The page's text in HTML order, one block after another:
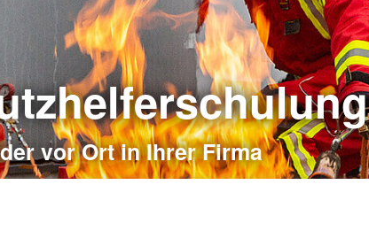
vor Ort in Ihrer Firma